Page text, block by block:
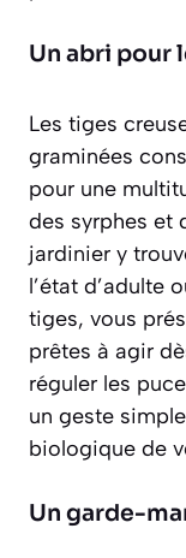
Un abri pour
Les tiges
graminées
pour une
des syrphes et
jardinier y
l’état d’adulte
tiges, vous
prêtes à agir
réguler les
un geste
biologique de
Un garde-